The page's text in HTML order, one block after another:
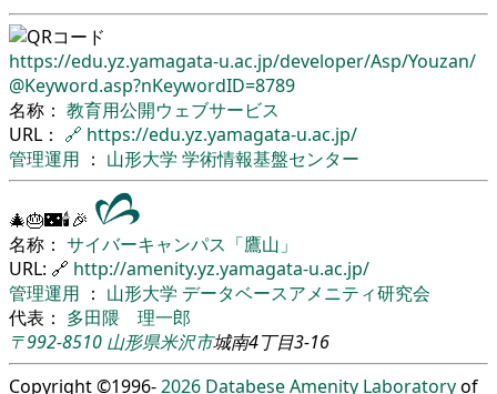
https://edu.yz.yamagata-u.ac.jp/developer/Asp/Youzan/
@Keyword.asp?nKeywordID=8789
名称： 教育用公開ウェブサービス
URL： 🔗 https://edu.yz.yamagata-u.ac.jp/
管理運用 ： 山形大学 学術情報基盤センター
🎄🎂🌃🕯🎉
名称： サイバーキャンパス「鷹山」
URL: 🔗 http://amenity.yz.yamagata-u.ac.jp/
管理運用 ： 山形大学 データベースアメニティ研究会
代表： 多田隈 理一郎
〒992-8510 山形県米沢市城南4丁目3-16
Copyright ©1996-2026 Databese Amenity Laboratoryof